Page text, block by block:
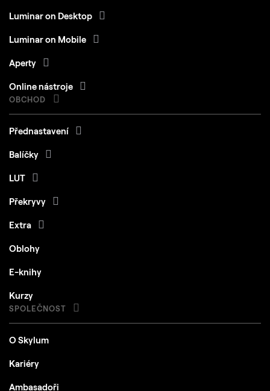
Luminar on Desktop
Luminar on Mobile
Aperty
Online nástroje
OBCHOD
Přednastavení
Balíčky
LUT
Překryvy
Extra
Oblohy
E-knihy
Kurzy
SPOLEČNOST
O Skylum
Kariéry
Ambasadoři